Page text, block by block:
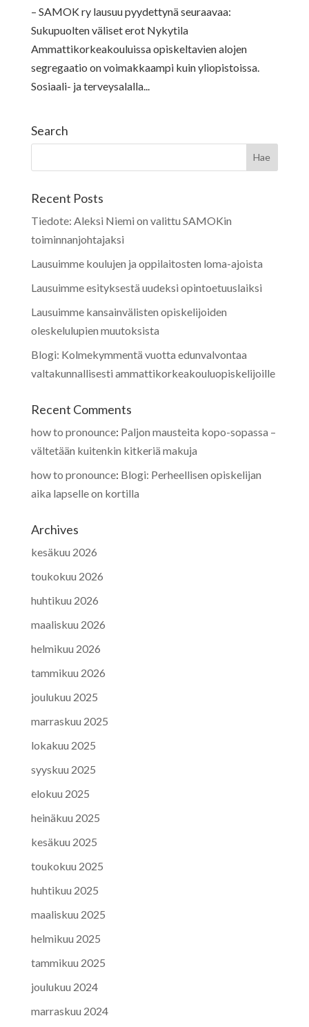
– SAMOK ry lausuu pyydettynä seuraavaa:
Sukupuolten väliset erot Nykytila
Ammattikorkeakouluissa opiskeltavien alojen
segregaatio on voimakkaampi kuin yliopistoissa.
Sosiaali- ja terveysalalla...
Search
Recent Posts
Tiedote: Aleksi Niemi on valittu SAMOKin
toiminnanjohtajaksi
Lausuimme koulujen ja oppilaitosten loma-ajoista
Lausuimme esityksestä uudeksi opintoetuuslaiksi
Lausuimme kansainvälisten opiskelijoiden
oleskelulupien muutoksista
Blogi: Kolmekymmentä vuotta edunvalvontaa
valtakunnallisesti ammattikorkeakouluopiskelijoille
Recent Comments
how to pronounce: Paljon mausteita kopo-sopassa –
vältetään kuitenkin kitkeriä makuja
how to pronounce: Blogi: Perheellisen opiskelijan
aika lapselle on kortilla
Archives
kesäkuu 2026
toukokuu 2026
huhtikuu 2026
maaliskuu 2026
helmikuu 2026
tammikuu 2026
joulukuu 2025
marraskuu 2025
lokakuu 2025
syyskuu 2025
elokuu 2025
heinäkuu 2025
kesäkuu 2025
toukokuu 2025
huhtikuu 2025
maaliskuu 2025
helmikuu 2025
tammikuu 2025
joulukuu 2024
marraskuu 2024